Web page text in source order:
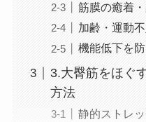
筋膜の癒着
加齢・運動
機能低下を
3.大臀筋をほぐ
方法
静的ストレ